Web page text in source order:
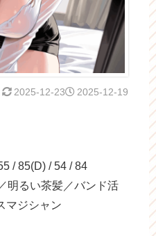
2025-12-19
2025-12-23
/ 85(D) / 54 / 84
明るい茶髪／バンド活
マジシャン